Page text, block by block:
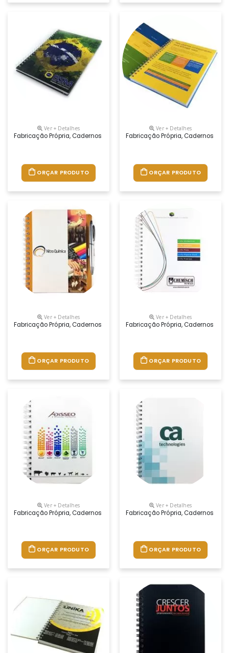
Ver + Detalhes
Fabricação Própria, Cadernos Personalizados Do Seu Jeito.tamanhos
ORÇAR PRODUTO
Ver + Detalhes
Fabricação Própria, Cadernos
ORÇAR PRODUTO
Ver + Detalhes
Fabricação Própria, Cadernos Personalizados Do Seu Jeito.tamanhos
ORÇAR PRODUTO
Ver + Detalhes
Fabricação Própria, Cadernos
ORÇAR PRODUTO
Ver + Detalhes
Fabricação Própria, Cadernos Personalizados Do Seu Jeito.tamanhos
ORÇAR PRODUTO
Ver + Detalhes
Fabricação Própria, Cadernos
ORÇAR PRODUTO